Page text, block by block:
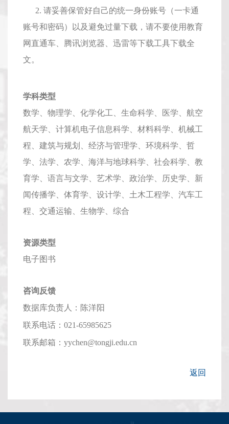
2. 请妥善保管好自己的统一身份账号（一卡通
账号和密码）以及避免过量下载，请不要使用教育
网直通车、腾讯浏览器、迅雷等下载工具下载全
文。
学科类型
数学、物理学、化学化工、生命科学、医学、航空
航天学、计算机电子信息科学、材料科学、机械工
程、建筑与规划、经济与管理学、环境科学、哲
学、法学、农学、海洋与地球科学、社会科学、教
育学、语言与文学、艺术学、政治学、历史学、新
闻传播学、体育学、设计学、土木工程学、汽车工
程、交通运输、生物学、综合
资源类型
电子图书
咨询反馈
数据库负责人：陈洋阳
联系电话：021-65985625
联系邮箱：yychen@tongji.edu.cn
返回